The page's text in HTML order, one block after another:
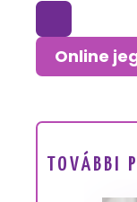
Online
TOVÁBBI